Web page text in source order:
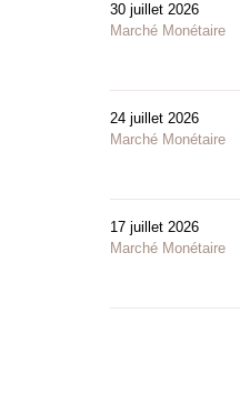
30 juillet 2026
Marché Monétaire
24 juillet 2026
Marché Monétaire
17 juillet 2026
Marché Monétaire